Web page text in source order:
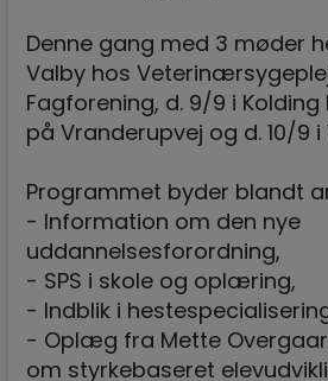
Denne gang med 3 møder
Valby hos
Fagforening, d. 9/9 i
på Vranderupvej og d. 10/9
Programmet byder blandt
- Information om den nye
uddannelsesforordning,
- SPS i skole og oplæring,
- Indblik i
- Oplæg fra Mette
om styrkebaseret